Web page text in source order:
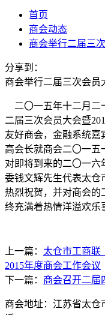
首页
商会动态
商会举行二届三
分享到：
商会举行二届三次会员
二〇一五年十二月二
二届三次会员大会暨
友好商会，金融系统嘉
高会长就商会二〇一
对即将到来的二〇一六
委钱文辉先生代表太仓
热烈祝贺，并对商会的
终充满着热情洋溢欢乐
上一篇： 太仓市工商联
2015年度商会工作会议
下一篇： 商会召开二届
商会地址：江苏省太